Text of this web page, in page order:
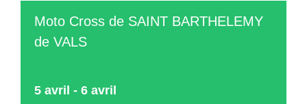
Moto Cross de SAINT BARTHELEMY
de VALS
5 avril - 6 avril